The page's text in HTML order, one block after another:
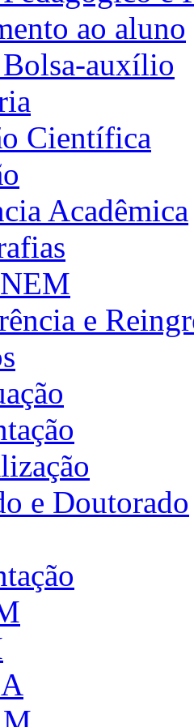
ao aluno
auxílio
Científica
Acadêmica
e
e Doutorado